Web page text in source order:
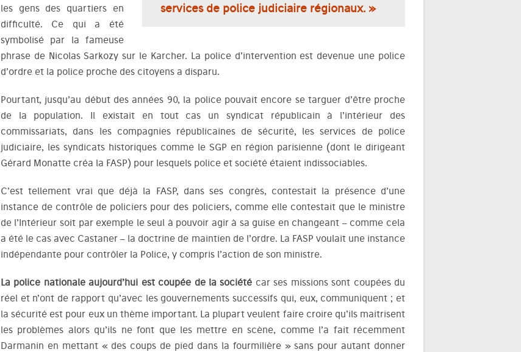
services de police judiciaire régionaux. »
les gens des quartiers en
difficulté. Ce qui a été
symbolisé par la fameuse
phrase de Nicolas Sarkozy sur le Karcher. La police d’intervention est devenue une police
d’ordre et la police proche des citoyens a disparu.
Pourtant, jusqu’au début des années 90, la police pouvait encore se targuer d’être proche
de la population. Il existait en tout cas un syndicat républicain à l’intérieur des
commissariats, dans les compagnies républicaines de sécurité, les services de police
judiciaire, les syndicats historiques comme le SGP en région parisienne (dont le dirigeant
Gérard Monatte créa la FASP) pour lesquels police et société étaient indissociables.
C’est tellement vrai que déjà la FASP, dans ses congrès, contestait la présence d’une
instance de contrôle de policiers pour des policiers, comme elle contestait que le ministre
de l’Intérieur soit par exemple le seul à pouvoir agir à sa guise en changeant – comme cela
a été le cas avec Castaner – la doctrine de maintien de l’ordre. La FASP voulait une instance
indépendante pour contrôler la Police, y compris l’action de son ministre.
La police nationale aujourd’hui est coupée de la société car ses missions sont coupées du
réel et n’ont de rapport qu’avec les gouvernements successifs qui, eux, communiquent ; et
la sécurité est pour eux un thème important. La plupart veulent faire croire qu’ils maitrisent
les problèmes alors qu’ils ne font que les mettre en scène, comme l’a fait récemment
Darmanin en mettant « des coups de pied dans la fourmilière » sans pour autant donner